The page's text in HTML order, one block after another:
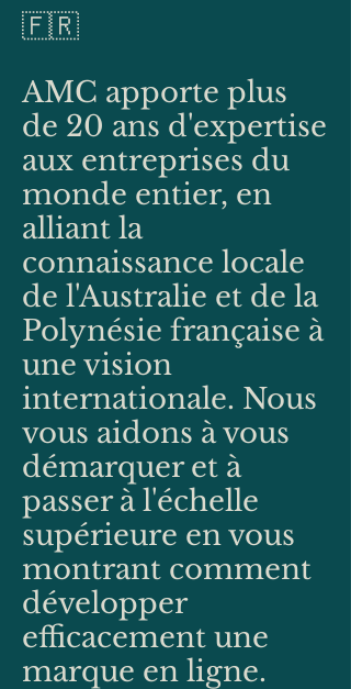
🇫🇷
AMC apporte plus
de 20 ans d'expertise
aux entreprises du
monde entier, en
alliant la
connaissance locale
de l'Australie et de la
Polynésie française à
une vision
internationale. Nous
vous aidons à vous
démarquer et à
passer à l'échelle
supérieure en vous
montrant comment
développer
efficacement une
marque en ligne.